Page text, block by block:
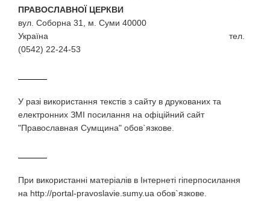
ПРАВОСЛАВНОЇ ЦЕРКВИ
вул. Соборна 31, м. Суми 40000
Україна тел.
(0542) 22-24-53
У разi використання текстiв з сайту в друкованих та
електронних ЗМI посилання на офіційний сайт
"Православная Сумщина" обов`язкове.
При використаннi матерiалiв в Iнтернетi гiперпосилання
на http://portal-pravoslavie.sumy.ua обов`язкове.